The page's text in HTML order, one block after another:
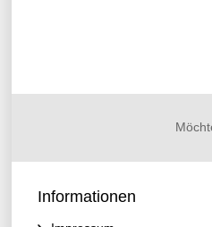
Informationen